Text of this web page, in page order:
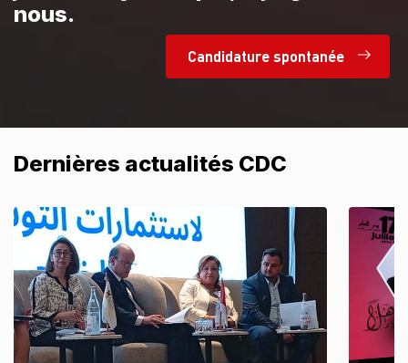
nous.
Candidature spontanée
Dernières actualités CDC